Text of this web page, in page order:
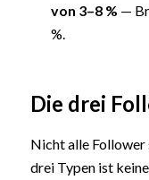
von 3–8 % —
%.
Die drei
Nicht alle Follower
drei Typen ist